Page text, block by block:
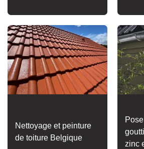
Nettoyage et peinture
de toiture Belgique
zinc